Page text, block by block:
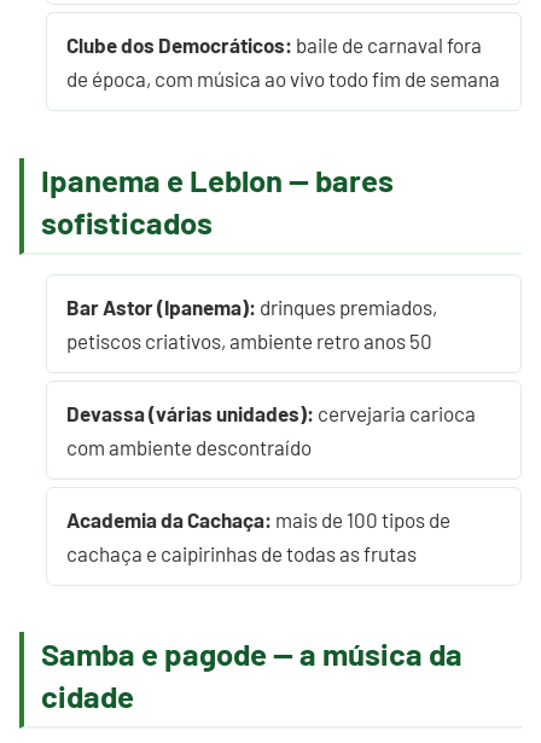
Clube dos Democráticos: baile de carnaval fora
de época, com música ao vivo todo fim de semana
Ipanema e Leblon — bares
sofisticados
Bar Astor (Ipanema): drinques premiados,
petiscos criativos, ambiente retro anos 50
Devassa (várias unidades): cervejaria carioca
com ambiente descontraído
Academia da Cachaça: mais de 100 tipos de
cachaça e caipirinhas de todas as frutas
Samba e pagode — a música da
cidade